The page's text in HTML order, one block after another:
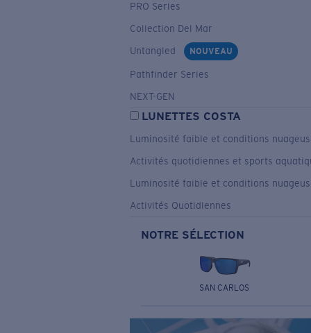
PRO Series
Collection Del Mar
Untangled
NOUVEAU
Pathfinder Series
NEXT-GEN
LUNETTES COSTA
Luminosité faible et conditions
Activités quotidiennes et sports
Luminosité faible et conditions
Activités Quotidiennes
NOTRE SÉLECTION
SAN CARLOS